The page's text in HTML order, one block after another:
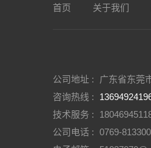
首页 关于我们
公司地址 :
广东省东莞
咨询热线 :
技术服务 :
公司电话 : 0769-